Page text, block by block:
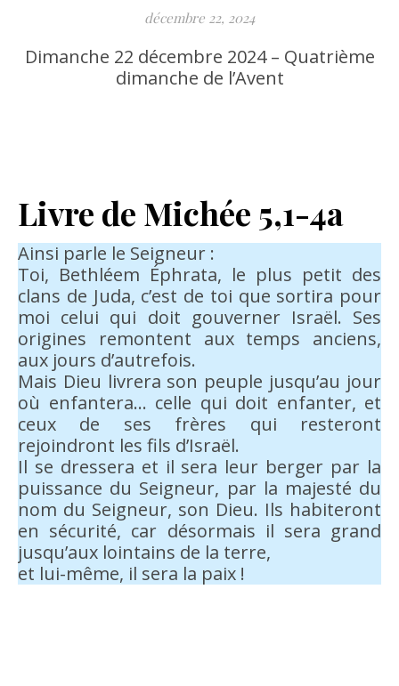
décembre 22, 2024
Dimanche 22 décembre 2024 – Quatrième
dimanche de l’Avent
Livre de Michée 5,1-4a
Ainsi parle le Seigneur :
Toi, Bethléem Éphrata, le plus petit des
clans de Juda, c’est de toi que sortira pour
moi celui qui doit gouverner Israël. Ses
origines remontent aux temps anciens,
aux jours d’autrefois.
Mais Dieu livrera son peuple jusqu’au jour
où enfantera… celle qui doit enfanter, et
ceux de ses frères qui resteront
rejoindront les fils d’Israël.
Il se dressera et il sera leur berger par la
puissance du Seigneur, par la majesté du
nom du Seigneur, son Dieu. Ils habiteront
en sécurité, car désormais il sera grand
jusqu’aux lointains de la terre,
et lui-même, il sera la paix !